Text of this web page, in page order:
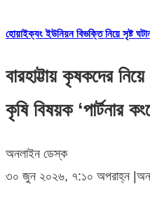
হোয়াইক্যং ইউনিয়ন বিভক্তি নিয়ে সৃষ্ট
বারহাট্টায় কৃষকদের
কৃষি বিষয়ক ‘পার্টনার
অনলাইন ডেস্ক
৩০ জুন ২০২৬, ৭:১০ অপরাহ্ন